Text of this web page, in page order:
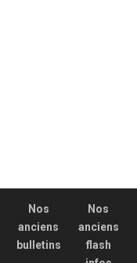
Nos
anciens
bulletins
Nos
anciens
flash